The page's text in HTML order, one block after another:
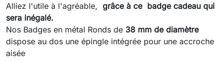
Alliez l'utile à l'agréable, grâce à ce badge cadeau qui
sera inégalé.
Nos Badges en métal Ronds de 38 mm de diamètre
dispose au dos une épingle intégrée pour une accroche
aisée